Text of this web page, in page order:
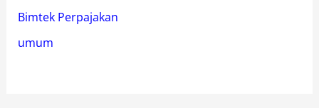
Bimtek Perpajakan
umum